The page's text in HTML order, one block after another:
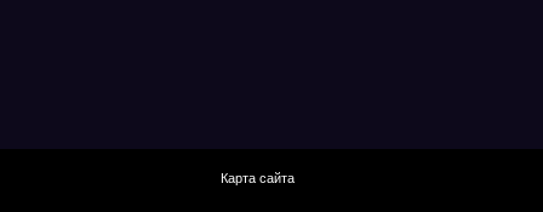
Карта сайта